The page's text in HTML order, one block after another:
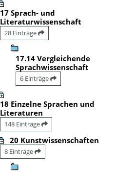
17 Sprach- und
Literaturwissenschaft
28 Einträge
17.14 Vergleichende
Sprachwissenschaft
6 Einträge
18 Einzelne Sprachen und
Literaturen
148 Einträge
20 Kunstwissenschaften
8 Einträge